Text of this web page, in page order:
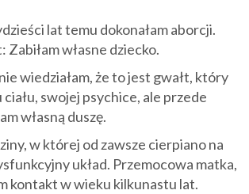
lat temu dokonałam aborcji.
własne dziecko.
wiedziałam, że to jest gwałt, który
ciału, swojej psychice, ale przede
własną duszę.
w której od zawsze cierpiano na
układ. Przemocowa matka,
kontakt w wieku kilkunastu lat.